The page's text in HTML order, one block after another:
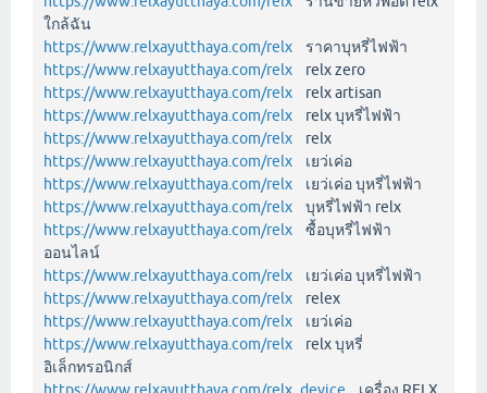
ใกล้ฉัน
https://www.relxayutthaya.com/relx
ราคาบุหรี่ไฟฟ้า
https://www.relxayutthaya.com/relx
relx zero
https://www.relxayutthaya.com/relx
relx artisan
https://www.relxayutthaya.com/relx
relx บุหรี่ไฟฟ้า
https://www.relxayutthaya.com/relx
relx
https://www.relxayutthaya.com/relx
เยว่เค่อ
https://www.relxayutthaya.com/relx
เยว่เค่อ บุหรี่ไฟฟ้า
https://www.relxayutthaya.com/relx
บุหรี่ไฟฟ้า relx
https://www.relxayutthaya.com/relx
ซื้อบุหรี่ไฟฟ้า
ออนไลน์
https://www.relxayutthaya.com/relx
เยว่เค่อ บุหรี่ไฟฟ้า
https://www.relxayutthaya.com/relx
relex
https://www.relxayutthaya.com/relx
เยว่เค่อ
https://www.relxayutthaya.com/relx
relx บุหรี่
อิเล็กทรอนิกส์